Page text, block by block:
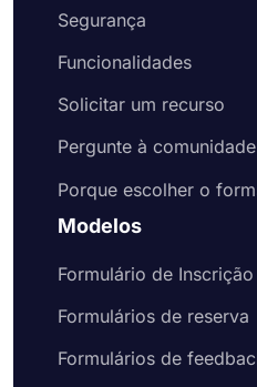
Segurança
Funcionalidades
Solicitar um recurso
Pergunte à comunidade
Porque escolher o
Modelos
Formulário de Inscrição
Formulários de reserva
Formulários de